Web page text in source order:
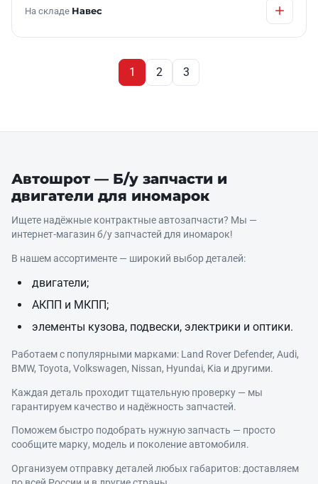
На складе Навес
1 2 3
Автошрот — Б/у запчасти и
двигатели для иномарок
Ищете надёжные контрактные автозапчасти? Мы —
интернет‑магазин б/у запчастей для иномарок!
В нашем ассортименте — широкий выбор деталей:
двигатели;
АКПП и МКПП;
элементы кузова, подвески, электрики и оптики.
Работаем с популярными марками: Land Rover Defender, Audi,
BMW, Toyota, Volkswagen, Nissan, Hyundai, Kia и другими.
Каждая деталь проходит тщательную проверку — мы
гарантируем качество и надёжность запчастей.
Поможем быстро подобрать нужную запчасть — просто
сообщите марку, модель и поколение автомобиля.
Организуем отправку деталей любых габаритов: доставляем